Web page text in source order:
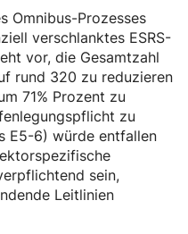
Omnibus-Prozesses
verschlanktes ESRS-
vor, die Gesamtzahl
rund 320 zu reduzieren
71% Prozent zu
zu
E5-6) würde entfallen
sein,
Leitlinien